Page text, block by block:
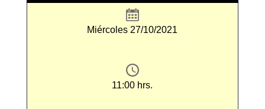
Miércoles 27/10/2021
11:00 hrs.